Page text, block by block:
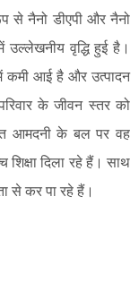
से नैनो डीएपी और नैनो
वृद्धि हुई है।
कमी आई है और उत्पादन
के जीवन स्तर को
आमदनी के बल पर वह
शिक्षा दिला रहे हैं। साथ
से कर पा रहे हैं।